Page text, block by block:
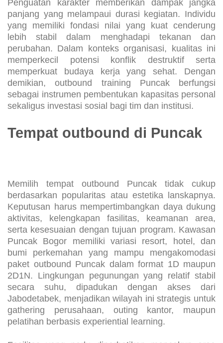
Penguatan karakter memberikan dampak jangka
panjang yang melampaui durasi kegiatan. Individu
yang memiliki fondasi nilai yang kuat cenderung
lebih stabil dalam menghadapi tekanan dan
perubahan. Dalam konteks organisasi, kualitas ini
memperkecil potensi konflik destruktif serta
memperkuat budaya kerja yang sehat. Dengan
demikian, outbound training Puncak berfungsi
sebagai instrumen pembentukan kapasitas personal
sekaligus investasi sosial bagi tim dan institusi.
Tempat outbound di Puncak
Memilih tempat outbound Puncak tidak cukup
berdasarkan popularitas atau estetika lanskapnya.
Keputusan harus mempertimbangkan daya dukung
aktivitas, kelengkapan fasilitas, keamanan area,
serta kesesuaian dengan tujuan program. Kawasan
Puncak Bogor memiliki variasi resort, hotel, dan
bumi perkemahan yang mampu mengakomodasi
paket outbound Puncak dalam format 1D maupun
2D1N. Lingkungan pegunungan yang relatif stabil
secara suhu, dipadukan dengan akses dari
Jabodetabek, menjadikan wilayah ini strategis untuk
gathering perusahaan, outing kantor, maupun
pelatihan berbasis experiential learning.